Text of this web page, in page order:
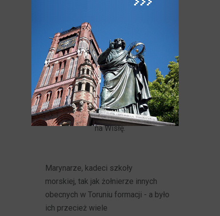
znajduje się potężna mina morska
kontaktowa wz. 08/39 (bez wózka),
która jest darem marynarzy ORP
"Toruń". Skwer jest nie tylko
miejscem przypominającym o historii,
to również świetne miejsce
do odpoczynku, relaksu nad
Bulwarem Filadelfijskimz widokiem
na Wisłę.
Marynarze, kadeci szkoły
morskiej, tak jak żołnierze innych
obecnych w Toruniu formacji - a było
ich przecież wiele